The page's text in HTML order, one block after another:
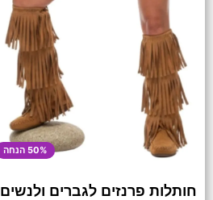
50% הנחה
חותלות פרנזים לגברים ולנשים